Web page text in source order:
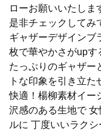
ローお願いいたし
是非チェックして
ギャザーデザインブ
枚で華やかさがupす
たっぷりのギャザー
トな印象を引き立た
快適！楊柳素材イー
沢感のある生地で
ルに 丁度いいラク